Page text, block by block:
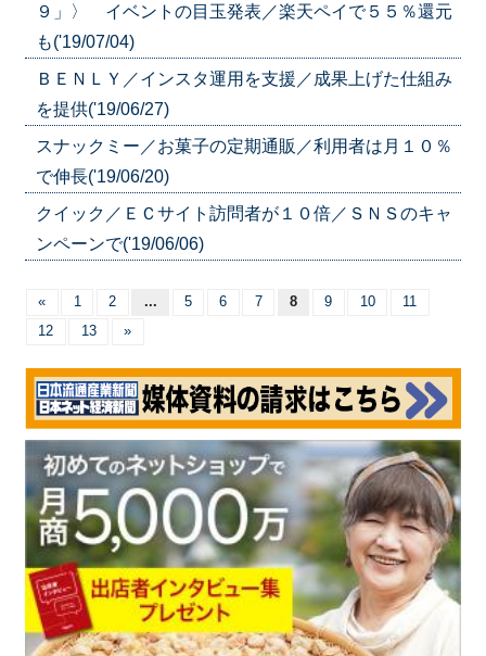
９」〉 イベントの目玉発表／楽天ペイで５５％還元
も('19/07/04)
ＢＥＮＬＹ／インスタ運用を支援／成果上げた仕組み
を提供('19/06/27)
スナックミー／お菓子の定期通販／利用者は月１０％
で伸長('19/06/20)
クイック／ＥＣサイト訪問者が１０倍／ＳＮＳのキャ
ンペーンで('19/06/06)
« 1 2 ... 5 6 7 8 9 10
11
12
13 »